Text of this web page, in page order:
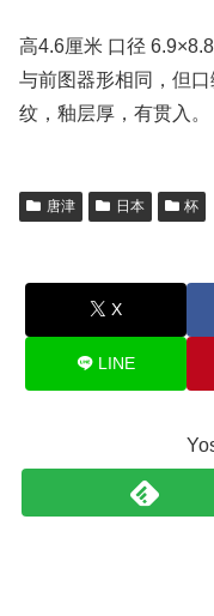
高4.6厘米 口径
与前图器形相同，但
纹，釉层厚，有贯入。
唐津 日本 杯
X
LINE